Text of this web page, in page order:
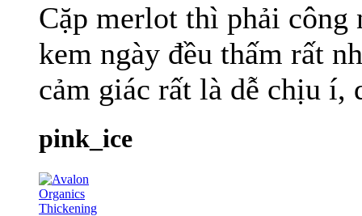
Cặp merlot thì phải công
kem ngày đều thấm rất
cảm giác rất là dễ chịu í,
pink_ice